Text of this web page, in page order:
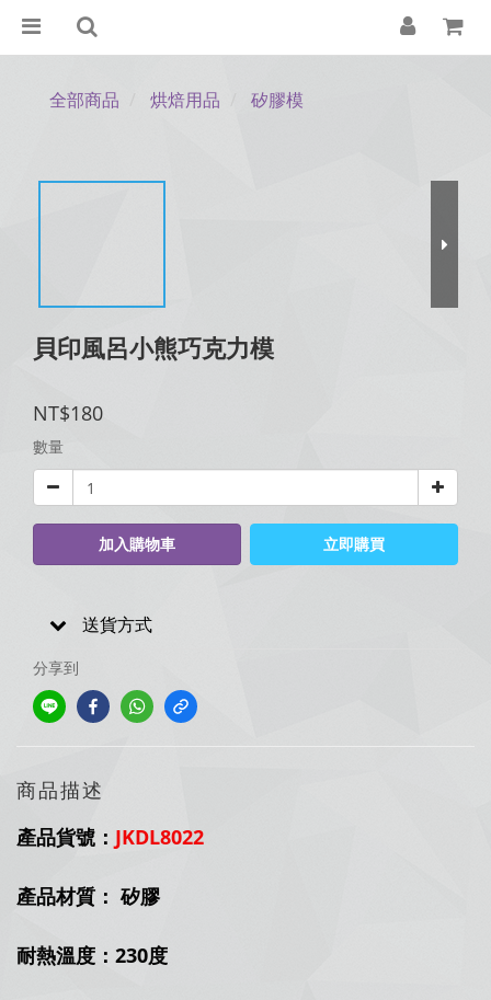
全部商品 烘焙用品 矽膠模
貝印風呂小熊巧克力模
NT$180
數量
加入購物車 立即購買
送貨方式
分享到
商品描述
產品貨號： JKDL8022
產品材質： 矽膠
耐熱溫度：230度